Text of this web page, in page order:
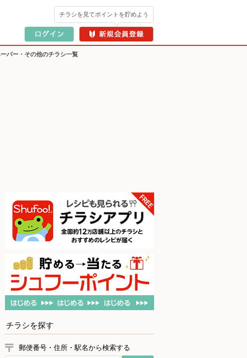
チラシを見てポイントを貯めよう
パー・その他のチラシ一覧
チラシを探す
郵便番号・住所・駅名から検索する